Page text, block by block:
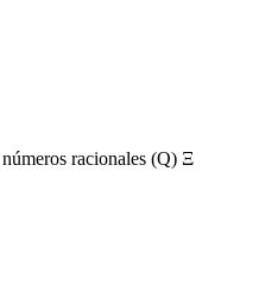
racionales (Q) Ξ